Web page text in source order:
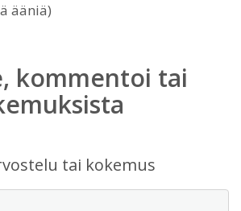
ääniä)
kommentoi tai
tai kokemus